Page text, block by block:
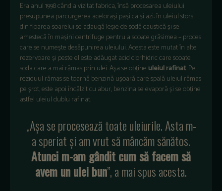
Era anul 1998 când a vizitat fabrica, însă procesarea uleiului
presupunea parcurgerea acelorași pași ca și azi: în uleiul stors
din floarea-soarelui se adaugă leșie de sodă caustică și se
amestecă în mașini centrifuge pentru a scoate grăsimea – proces
care se numește desăpunirea uleiului. Acesta este mutat în alte
rezervoare și peste el este adăugat acid clorhidric care scoate
soda care a mai rămas prin ulei. Așa se obține uleiul rafinat. Pe
reziduul rămas se toarnă benzină ușoară care spală uleiul rămas
pe șrot, este apoi încălzit cu abur, benzina se evaporă și se obține
astfel uleiul dublu rafinat.
„Așa se procesează toate uleiurile. Asta m-
a speriat și am vrut să mâncăm sănătos.
Atunci m-am gândit cum să facem să
avem un ulei bun”, a mai spus acesta.